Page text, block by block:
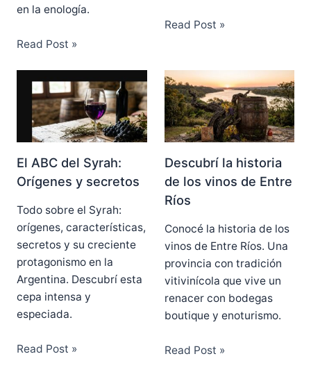
en la enología.
Read Post »
Read Post »
El ABC del Syrah:
Orígenes y secretos
Todo sobre el Syrah:
orígenes, características,
secretos y su creciente
protagonismo en la
Argentina. Descubrí esta
cepa intensa y
especiada.
Read Post »
Descubrí la historia
de los vinos de Entre
Ríos
Conocé la historia de los
vinos de Entre Ríos. Una
provincia con tradición
vitivinícola que vive un
renacer con bodegas
boutique y enoturismo.
Read Post »